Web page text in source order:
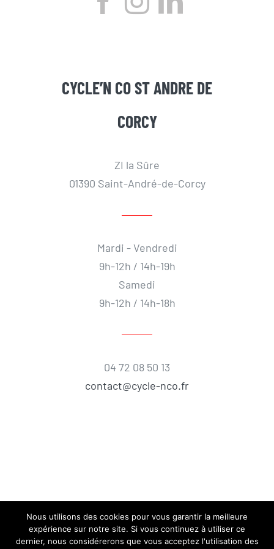
CYCLE’N CO ST ANDRE DE
CORCY
ZI la Sûre
01390 Saint-André-de-Corcy
Mardi - Vendredi
9h-12h / 14h-19h
Samedi
9h-12h / 14h-18h
04 72 08 50 13
contact@cycle-nco.fr
Nous utilisons des cookies pour vous garantir la meilleure
expérience sur notre site. Si vous continuez à utiliser ce
dernier, nous considérerons que vous acceptez l'utilisation des